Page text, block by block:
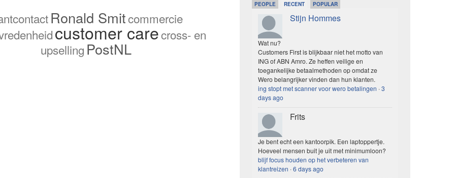
Ronald Smitcommercie
customer carecross- en
upselling PostNL
PEOPLE RECENT POPULAR
Stijn Hommes
Wat nu?
Customers First is blijkbaar niet het motto van
ING of ABN Amro. Ze heffen veilige en
toegankelijke betaalmethoden op omdat ze
Wero belangrijker vinden dan hun klanten.
ing stopt met scanner voor wero betalingen ·3
days ago
Frits
Je bent echt een kantoorpik. Een laptoppertje.
Hoeveel mensen buit je uit met minimumloon?
blijf focus houden op het verbeteren van
klantreizen ·6 days ago